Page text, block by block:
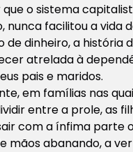
que o sistema
nunca facilitou a vida
de dinheiro, a história
atrelada à
pais e maridos.
em famílias nas
entre a prole, as
com a ínfima parte
mãos abanando, a ver